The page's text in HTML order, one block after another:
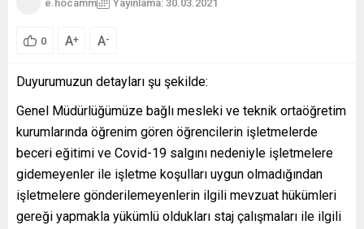
e.hocamm Yayınlama: 30.03.2021
0 A+ A-
Duyurumuzun detayları şu şekilde:
Genel Müdürlüğümüze bağlı mesleki ve teknik ortaöğretim
kurumlarında öğrenim gören öğrencilerin işletmelerde
beceri eğitimi ve Covid-19 salgını nedeniyle işletmelere
gidemeyenler ile işletme koşulları uygun olmadığından
işletmelere gönderilemeyenlerin ilgili mevzuat hükümleri
gereği yapmakla yükümlü oldukları staj çalışmaları ile ilgili